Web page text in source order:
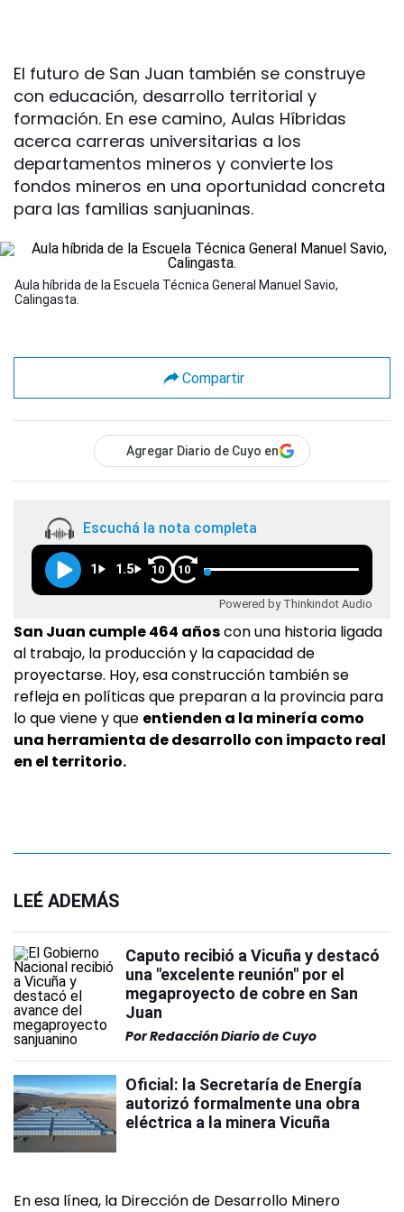
El futuro de San Juan también se construye
con educación, desarrollo territorial y
formación. En ese camino, Aulas Híbridas
acerca carreras universitarias a los
departamentos mineros y convierte los
fondos mineros en una oportunidad concreta
para las familias sanjuaninas.
Aula híbrida de la Escuela Técnica General Manuel Savio,
Calingasta.
Compartir
Agregar Diario de Cuyo en
Escuchá la nota completa
1 1.5 10 10
Powered by Thinkindot Audio
San Juan cumple 464 añoscon una historia ligada
al trabajo, la producción y la capacidad de
proyectarse. Hoy, esa construcción también se
refleja en políticas que preparan a la provincia para
lo que viene y que entienden a la minería como
una herramienta de desarrollo con impacto real
en el territorio.
LEÉ ADEMÁS
Caputo recibió a Vicuña y destacó
una "excelente reunión" por el
megaproyecto de cobre en San
Juan
PorRedacción Diario de Cuyo
Oficial: la Secretaría de Energía
autorizó formalmente una obra
eléctrica a la minera Vicuña
En esa línea, la Dirección de Desarrollo Minero